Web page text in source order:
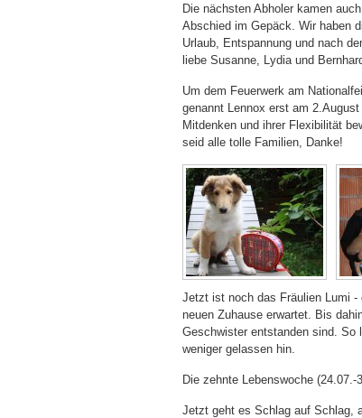
Die nächsten Abholer kamen
Abschied im Gepäck. Wir haben
Urlaub, Entspannung und nach
liebe Susanne, Lydia und
Um dem Feuerwerk am
genannt Lennox erst am
Mitdenken und ihrer Flexibilität
seid alle tolle Familien, Danke!
Jetzt ist noch das Fräulien Lumi -
neuen Zuhause erwartet. Bis
Geschwister entstanden sind.
weniger gelassen hin.
Die zehnte Lebenswoche (24.07.-
Jetzt geht es Schlag auf Schlag,